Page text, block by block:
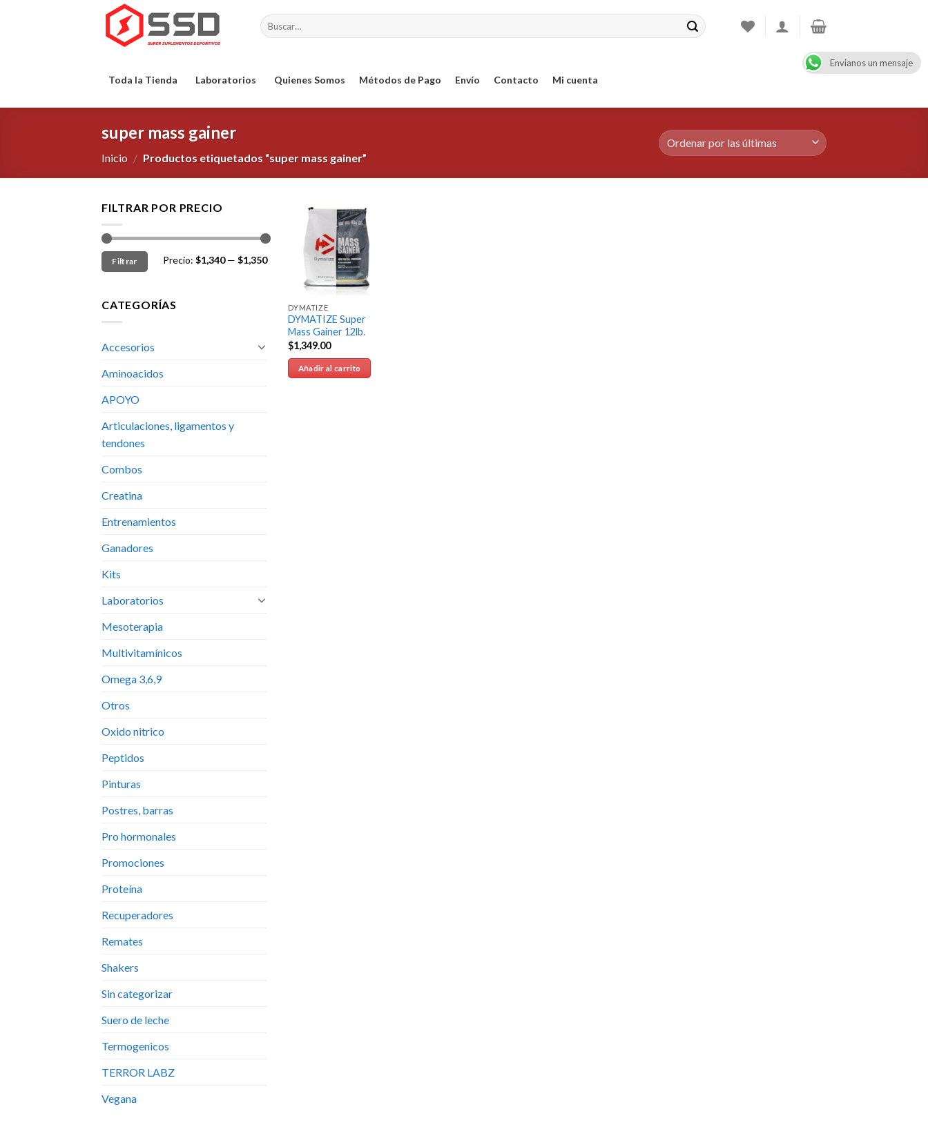
Buscar
por:
Toda la Tienda Laboratorios Quienes Somos Métodos de Pago Envío Contacto Mi cuenta
super mass gainer
Inicio / Productos etiquetados “super mass gainer”
FILTRAR POR PRECIO
Filtrar Precio: $1,340— $1,350
CATEGORÍAS
Accesorios
Aminoacidos
APOYO
Articulaciones, ligamentos y
tendones
Combos
Creatina
Entrenamientos
Ganadores
Kits
Laboratorios
Mesoterapia
Multivitamínicos
Omega 3,6,9
Otros
Oxido nitrico
Peptidos
Pinturas
Postres, barras
Pro hormonales
Promociones
Proteína
Recuperadores
Remates
Shakers
Sin categorizar
Suero de leche
Termogenicos
TERROR LABZ
Vegana
Agregar
a la
Lista de
deseos
DYMATIZE
DYMATIZE Super
Mass Gainer 12lb.
$1,349.00
Añadir al carrito
Envianos un mensaje